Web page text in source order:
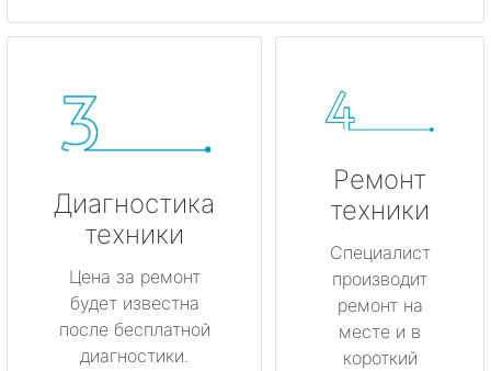
Диагностика
техники
Цена за ремонт
будет известна
после бесплатной
диагностики.
Ремонт
техники
Специалист
производит
ремонт на
месте и в
короткий